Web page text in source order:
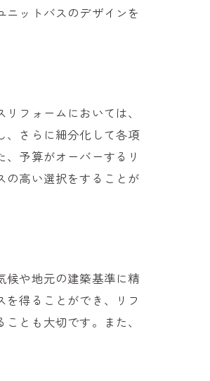
ットバスのデザインを
フォームにおいては、
、さらに細分化して各項
予算がオーバーするリ
の高い選択をすることが
候や地元の建築基準に精
得ることができ、リフ
とも大切です。また、